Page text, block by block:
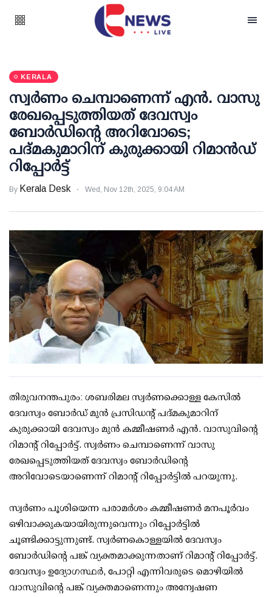
KERALA
സ്വര്‍ണം ചെമ്പാണെന്ന് എന്‍. വാസു
രേഖപ്പെടുത്തിയത് ദേവസ്വം
ബോര്‍ഡിന്റെ അറിവോടെ;
പദ്മകുമാറിന് കുരുക്കായി റിമാന്‍ഡ്
റിപ്പോര്‍ട്ട്
By Kerala Desk Wed, Nov 12th, 2025, 9:04 AM
തിരുവനന്തപുരം: ശബരിമല സ്വര്‍ണക്കൊള്ള കേസില്‍
ദേവസ്വം ബോര്‍ഡ് മുന്‍ പ്രസിഡന്റ് പദ്മകുമാറിന്
കുരുക്കായി ദേവസ്വം മുന്‍ കമ്മീഷണര്‍ എന്‍. വാസുവിന്റെ
റിമാന്റ് റിപ്പോര്‍ട്ട്. സ്വര്‍ണം ചെമ്പാണെന്ന് വാസു
രേഖപ്പെടുത്തിയത് ദേവസ്വം ബോര്‍ഡിന്റെ
അറിവോടെയാണെന്ന് റിമാന്റ് റിപ്പോര്‍ട്ടില്‍ പറയുന്നു.
സ്വര്‍ണം പൂശിയെന്ന പരാമര്‍ശം കമ്മീഷണര്‍ മനപൂര്‍വം
ഒഴിവാക്കുകയായിരുന്നുവെന്നും റിപ്പോര്‍ട്ടില്‍
ചൂണ്ടിക്കാട്ടുന്നുണ്ട്. സ്വര്‍ണകൊള്ളയില്‍ ദേവസ്വം
ബോര്‍ഡിന്റെ പങ്ക് വ്യക്തമാക്കുന്നതാണ് റിമാന്റ് റിപ്പോര്‍ട്ട്.
ദേവസ്വം ഉദ്യോഗസ്ഥര്‍, പോറ്റി എന്നിവരുടെ മൊഴിയില്‍
വാസുവിന്റെ പങ്ക് വ്യക്തമാണെന്നും അന്വേഷണ